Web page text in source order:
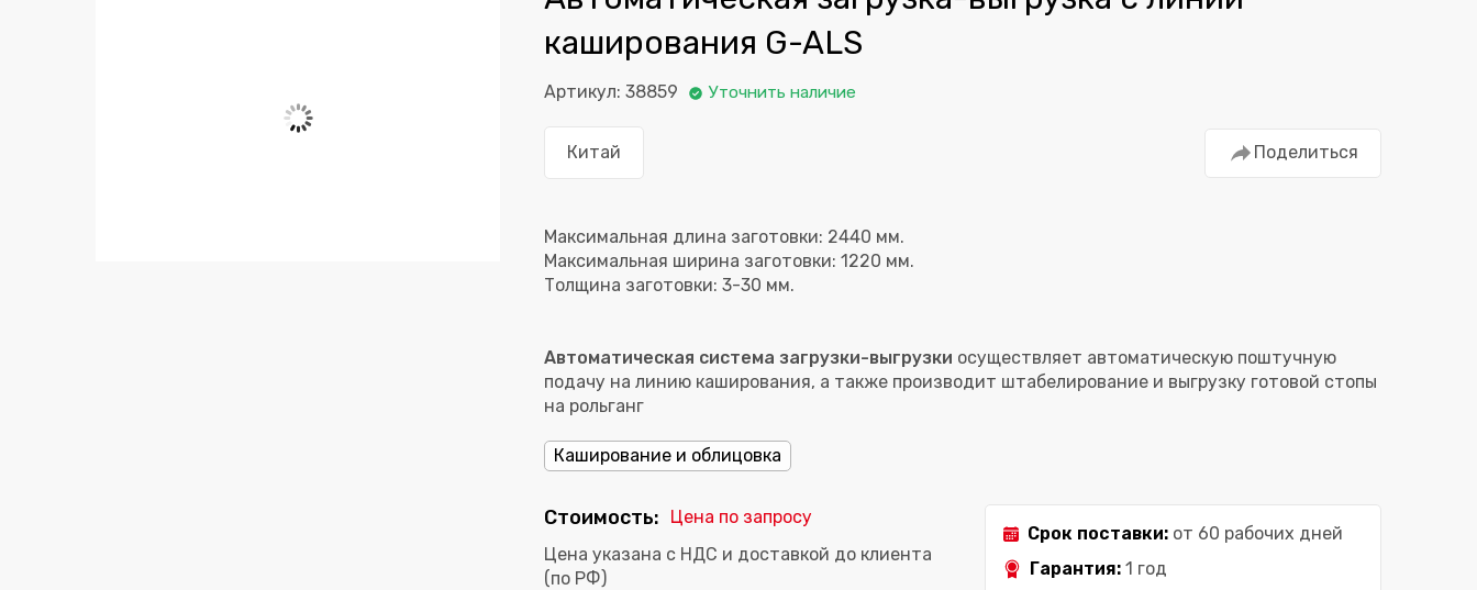
каширования G-ALS
Артикул: 38859 Уточнить наличие
Китай Поделиться
Максимальная длина заготовки: 2440 мм.
Максимальная ширина заготовки: 1220 мм.
Автоматическая система загрузки-выгрузки осуществляет автоматическую поштучную
подачу на линию каширования, а также производит штабелирование и выгрузку готовой стопы
на рольганг
Каширование и облицовка
Стоимость:
Цена по запросу
Цена указана с НДС и доставкой до клиента
(по РФ)
Срок поставки: от 60 рабочих дней
Гарантия: 1 год